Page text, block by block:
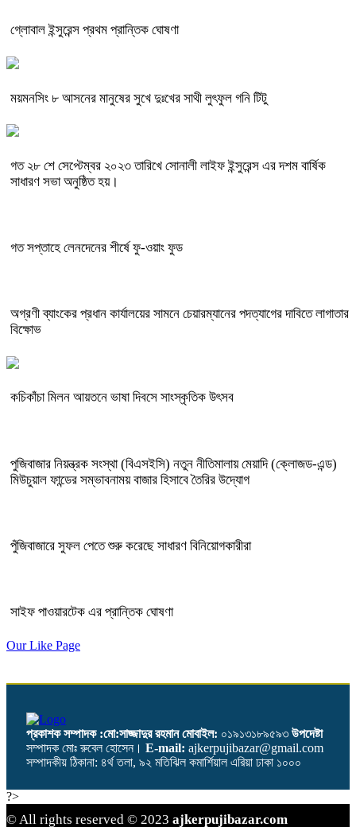
গ্লোবাল ইন্সুরেন্স প্রথম প্রান্তিক ঘোষণা
ময়মনসিং ৮ আসনের মানুষের সুখে দুঃখের সাথী লুৎফুল গনি টিটু
গত ২৮ শে সেপ্টেম্বর ২০২৩ তারিখে সোনালী লাইফ ইন্সুরেন্স এর দশম বার্ষিক
সাধারণ সভা অনুষ্ঠিত হয়।
গত সপ্তাহে লেনদেনের শীর্ষে ফু-ওয়াং ফুড
অগ্রণী ব্যাংকের প্রধান কার্যালয়ের সামনে চেয়ারম্যানের পদত্যাগের দাবিতে লাগাতার
বিক্ষোভ
কচিকাঁচা মিলন আয়তনে ভাষা দিবসে সাংস্কৃতিক উৎসব
পুজিবাজার নিয়ন্ত্রক সংস্থা (বিএসইসি) নতুন নীতিমালায় মেয়াদি (ক্লোজড-এন্ড)
মিউচুয়াল ফান্ডের সম্ভাবনাময় বাজার হিসাবে তৈরির উদ্যোগ
পুঁজিবাজারে সুফল পেতে শুরু করেছে সাধারণ বিনিয়োগকারীরা
সাইফ পাওয়ারটেক এর প্রান্তিক ঘোষণা
Our Like Page
প্রকাশক সম্পাদক :মো:সাজ্জাদুর রহমান মোবাইল: ০১৯১৩১৮৯৫৯৩ উপদেষ্টা
সম্পাদক মোঃ রুবেল হোসেন। E-mail: ajkerpujibazar@gmail.com
সম্পাদকীয় ঠিকানা: ৪র্থ তলা, ৯২ মতিঝিল কমার্শিয়াল এরিয়া ঢাকা ১০০০
?>
© All rights reserved © 2023 ajkerpujibazar.com